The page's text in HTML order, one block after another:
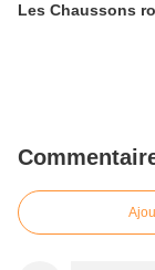
Les Chaussons